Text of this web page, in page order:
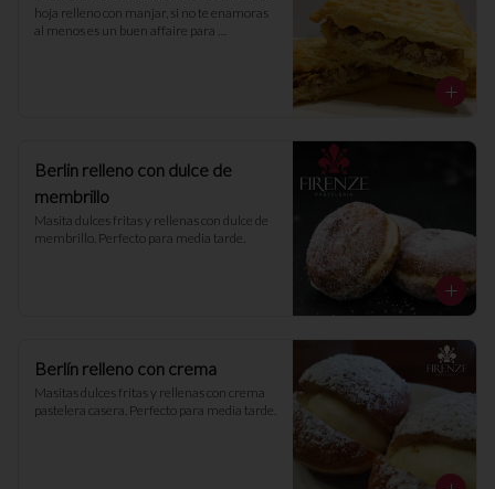
hoja relleno con manjar, si no te enamoras
al menos es un buen affaire para
Berlin relleno con dulce de
membrillo
Masita dulces fritas y rellenas con dulce de
membrillo. Perfecto para media tarde.
Berlín relleno con crema
Masitas dulces fritas y rellenas con crema
pastelera casera. Perfecto para media tarde.